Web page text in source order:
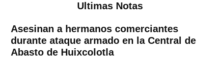
Ultimas Notas
Asesinan a hermanos comerciantes
durante ataque armado en la Central de
Abasto de Huixcolotla